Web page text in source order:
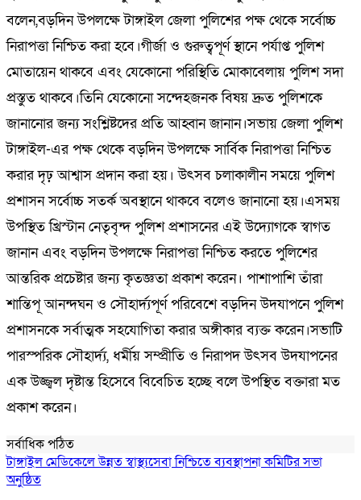
বলেন,বড়দিন উপলক্ষে টাঙ্গাইল জেলা পুলিশের পক্ষ থেকে সর্বোচ্চ
নিরাপত্তা নিশ্চিত করা হবে।গীর্জা ও গুরুত্বপূর্ণ স্থানে পর্যাপ্ত পুলিশ
মোতায়েন থাকবে এবং যেকোনো পরিস্থিতি মোকাবেলায় পুলিশ সদা
প্রস্তুত থাকবে।তিনি যেকোনো সন্দেহজনক বিষয় দ্রুত পুলিশকে
জানানোর জন্য সংশ্লিষ্টদের প্রতি আহ্বান জানান।সভায় জেলা পুলিশ
টাঙ্গাইল-এর পক্ষ থেকে বড়দিন উপলক্ষে সার্বিক নিরাপত্তা নিশ্চিত
করার দৃঢ় আশ্বাস প্রদান করা হয়। উৎসব চলাকালীন সময়ে পুলিশ
প্রশাসন সর্বোচ্চ সতর্ক অবস্থানে থাকবে বলেও জানানো হয়।এসময়
উপস্থিত খ্রিস্টান নেতৃবৃন্দ পুলিশ প্রশাসনের এই উদ্যোগকে স্বাগত
জানান এবং বড়দিন উপলক্ষে নিরাপত্তা নিশ্চিত করতে পুলিশের
আন্তরিক প্রচেষ্টার জন্য কৃতজ্ঞতা প্রকাশ করেন। পাশাপাশি তাঁরা
শান্তিপূ আনন্দঘন ও সৌহার্দ্যপূর্ণ পরিবেশে বড়দিন উদযাপনে পুলিশ
প্রশাসনকে সর্বাত্মক সহযোগিতা করার অঙ্গীকার ব্যক্ত করেন।সভাটি
পারস্পরিক সৌহার্দ্য, ধর্মীয় সম্প্রীতি ও নিরাপদ উৎসব উদযাপনের
এক উজ্জ্বল দৃষ্টান্ত হিসেবে বিবেচিত হচ্ছে বলে উপস্থিত বক্তারা মত
প্রকাশ করেন।
সর্বাধিক পঠিত
টাঙ্গাইল মেডিকেলে উন্নত স্বাস্থ্যসেবা নিশ্চিতে ব্যবস্থাপনা কমিটির সভা
অনুষ্ঠিত